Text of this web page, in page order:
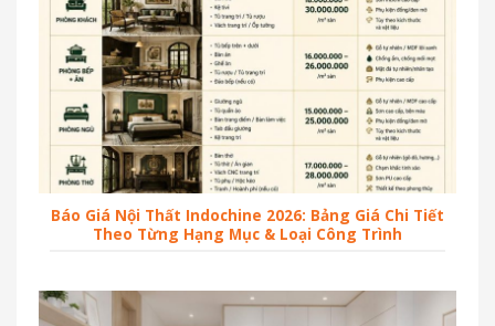
Báo Giá Nội Thất Indochine 2026: Bảng Giá Chi Tiết
Theo Từng Hạng Mục & Loại Công Trình